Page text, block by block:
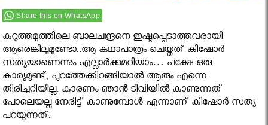
Share this on WhatsApp
കറുത്തമുത്തിലെ ബാലചന്ദ്രനെ ഇഷ്ടപ്പെടാത്തവരായി
ആരെങ്കിലുമുണ്ടോ..ആ കഥാപാത്രം ചെയ്തത് കിഷോര്‍
സത്യയാണെന്നും എല്ലാർക്കുമറിയാം… പക്ഷേ ഒരു
കാര്യമുണ്ട്, പുറത്തേക്കിറങ്ങിയാല്‍ ആരും എന്നെ
തിരിച്ചറിയില്ല. കാരണം ഞാന്‍ ടിവിയില്‍ കാണുന്നത്
പോലെയല്ല നേരിട്ട് കാണുമ്പോള്‍ എന്നാണ് കിഷോര്‍ സത്യ
പറയുന്നത്.